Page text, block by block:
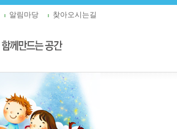
알림마당 찾아오시는길